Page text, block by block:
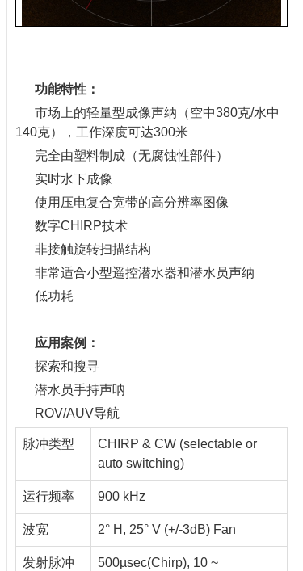
功能特性：
市场上的轻量型成像声纳（空中380克/水中
140克），工作深度可达300米
完全由塑料制成（无腐蚀性部件）
实时水下成像
使用压电复合宽带的高分辨率图像
数字CHIRP技术
非接触旋转扫描结构
非常适合小型遥控潜水器和潜水员声纳
低功耗
应用案例：
探索和搜寻
潜水员手持声呐
ROV/AUV导航
脉冲类型
CHIRP & CW (selectable or
auto switching)
运行频率 900 kHz
波宽 2° H, 25° V (+/-3dB) Fan
发射脉冲
500µsec(Chirp), 10 ~